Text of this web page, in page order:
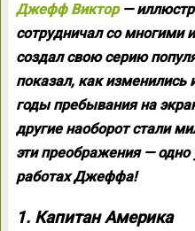
Джефф Виктор—
сотрудничал со многими
создал свою серию
показал, как изменились
годы пребывания на
другие наоборот стали
эти преображения — одно
работах Джеффа!
1. Капитан Америка